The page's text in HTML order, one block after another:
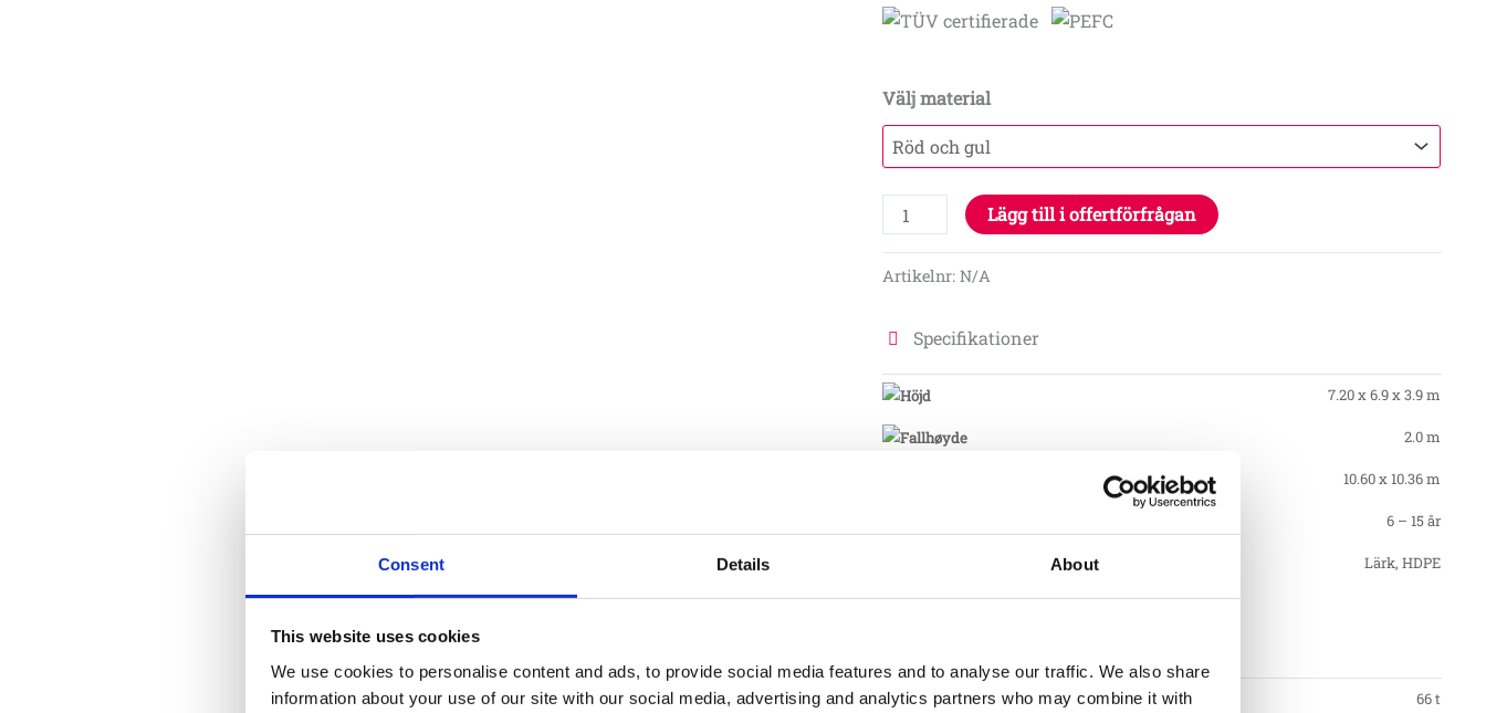
Consent Details About
This website uses cookies
We use cookies to personalise content and ads, to provide social media features and to analyse our traffic. We also share
information about your use of our site with our social media, advertising and analytics partners who may combine it with
Välj material
Lägg till i offertförfrågan
Artikelnr:N/A
Specifikationer
7.20 x 6.9 x 3.9 m
2.0 m
10.60 x 10.36 m
6 – 15 år
Lärk, HDPE
Monteringstid 66 t